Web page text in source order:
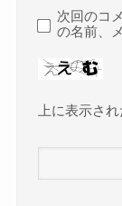
次回のコ
の名前、
上に表示さ